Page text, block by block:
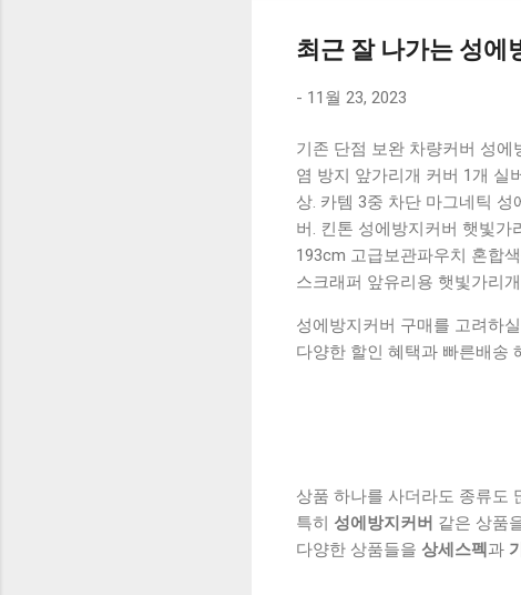
최근 잘 나가는 성에
- 11월 23, 2023
기존 단점 보완 차량커버 성
염 방지 앞가리개 커버 1개 실
상. 카템 3중 차단 마그네틱
버. 킨톤 성에방지커버 햇빛
193cm 고급보관파우치 혼합
스크래퍼 앞유리용 햇빛가리
성에방지커버 구매를 고려하
다양한 할인 혜택과 빠른배송
상품 하나를 사더라도 종류도
특히 성에방지커버 같은 상품
다양한 상품들을 상세스펙 과